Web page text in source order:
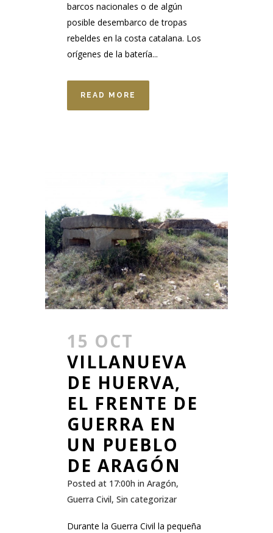
barcos nacionales o de algún
posible desembarco de tropas
rebeldes en la costa catalana. Los
orígenes de la batería...
READ MORE
15 OCT
VILLANUEVA
DE HUERVA,
EL FRENTE DE
GUERRA EN
UN PUEBLO
DE ARAGÓN
Posted at 17:00h in Aragón,
Guerra Civil, Sin categorizar
Durante la Guerra Civil la pequeña